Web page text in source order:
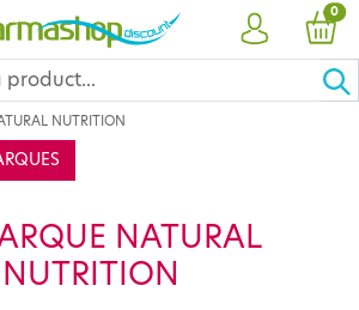
ACCOUNT
0
NUTRITION
NATURAL
NUTRITION